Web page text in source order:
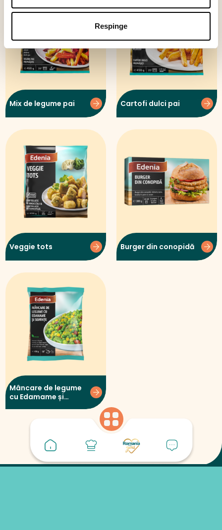
Respinge
Mix de legume pai Cartofi dulci pai
Veggie tots Burger din conopidă
Mâncare de legume
cu Edamame și